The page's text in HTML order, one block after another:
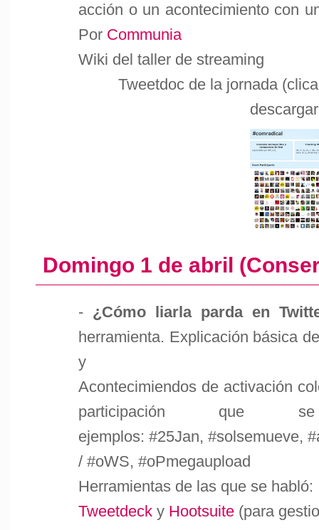
acción o un acontecimiento con
Por Communia
Wiki del taller de streaming
Tweetdoc de la jornada
Domingo 1 de abril
- ¿Cómo liarla parda en
herramienta. Explicación básica
y
Acontecimiendos de activación
participación que
ejemplos: #25Jan, #solsemueve,
/ #oWS, #oPmegaupload
Herramientas de las que se habló:
Tweetdeck y Hootsuite (para